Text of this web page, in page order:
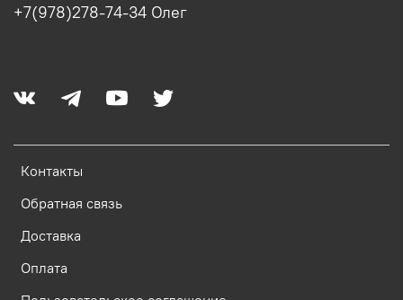
Контакты
Обратная связь
Доставка
Оплата
+7(978)278-74-34 Олег